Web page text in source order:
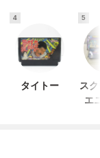
4
タイトー
5
ス
エ